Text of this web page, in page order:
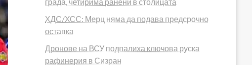
ХДС/ХСС: Мерц няма да подава предсрочно
оставка
Дронове на ВСУ подпалиха ключова руска
рафинерия в Сизран